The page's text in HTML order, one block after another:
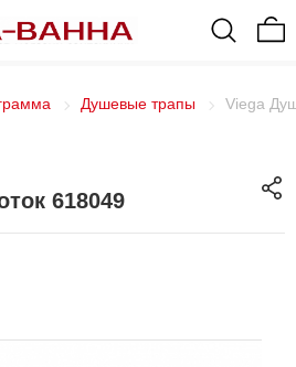
Душевые трапы Viega
618049